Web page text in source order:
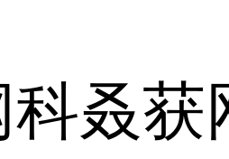
叒获